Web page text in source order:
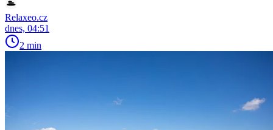
Relaxeo.cz
dnes, 04:51
2 min